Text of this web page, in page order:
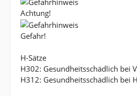
Achtung!
Gefahr!
H-Sätze
H302: Gesundheitsschädlich bei
H312: Gesundheitsschädlich bei